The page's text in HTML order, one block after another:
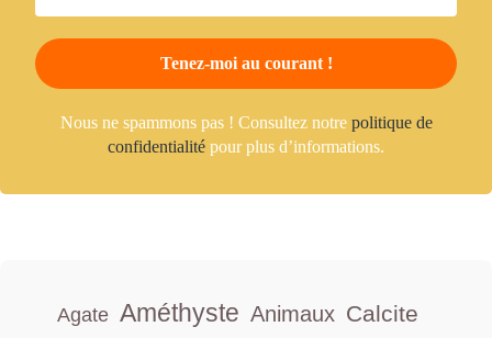
Nous ne spammons pas ! Consultez notre politique de
confidentialité pour plus d’informations.
Agate Améthyste Animaux Calcite